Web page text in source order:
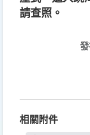
請查照。
發
相關附件